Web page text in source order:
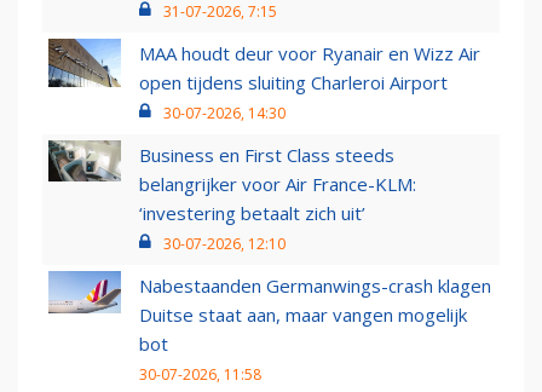
31-07-2026, 7:15
MAA houdt deur voor Ryanair en Wizz Air
open tijdens sluiting Charleroi Airport
30-07-2026, 14:30
Business en First Class steeds
belangrijker voor Air France-KLM:
‘investering betaalt zich uit’
30-07-2026, 12:10
Nabestaanden Germanwings-crash klagen
Duitse staat aan, maar vangen mogelijk
bot
30-07-2026, 11:58